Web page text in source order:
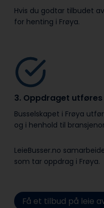
Hvis du godtar tilbudet
for henting i Frøya.
3. Oppdraget utføres
Busselskapet i Frøya
og i henhold til
LeieBusser.no
som tar oppdrag i Frøya.
Få et tilbud på leie